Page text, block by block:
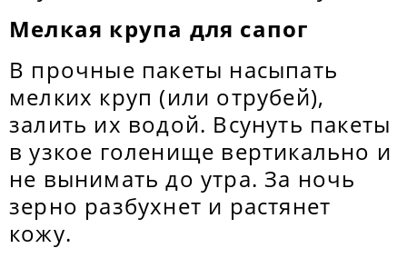
Мелкая крупа для сапог
В прочные пакеты насыпать
мелких круп (или отрубей),
залить их водой. Всунуть пакеты
в узкое голенище вертикально и
не вынимать до утра. За ночь
зерно разбухнет и растянет
кожу.